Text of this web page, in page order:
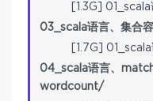
[1.3G]
03_scala语言、集合
[1.7G]
04_scala语言、
wordcount/